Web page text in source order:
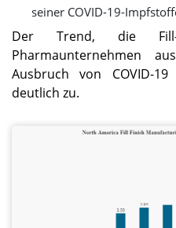
Der japanische Markt soll
bis 2026 ein Volumen von
0,59 Milliarden US-Dollar
erreichen.
seiner COVID-19-
Der Trend, die Fill-
Pharmaunternehmen
Ausbruch von COVID-
deutlich zu.